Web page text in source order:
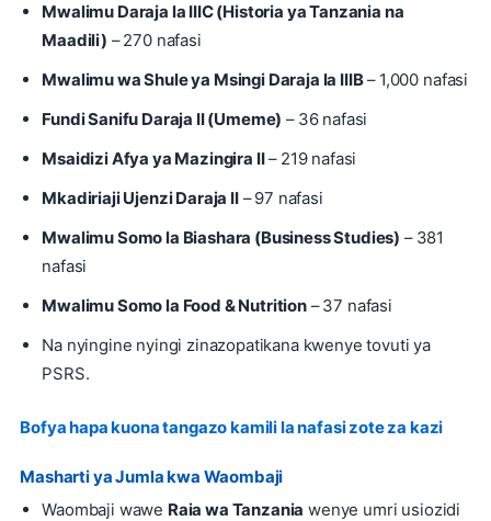
Mwalimu Daraja la IIIC (Historia ya Tanzania na
Maadili) – 270 nafasi
Mwalimu wa Shule ya Msingi Daraja la IIIB– 1,000 nafasi
Fundi Sanifu Daraja II (Umeme) – 36 nafasi
Msaidizi Afya ya Mazingira II– 219 nafasi
Mkadiriaji Ujenzi Daraja II– 97 nafasi
Mwalimu Somo la Biashara (Business Studies) – 381
nafasi
Mwalimu Somo la Food & Nutrition– 37 nafasi
Na nyingine nyingi zinazopatikana kwenye tovuti ya
PSRS.
Bofya hapa kuona tangazo kamili la nafasi zote za kazi
Masharti ya Jumla kwa Waombaji
Waombaji wawe Raia wa Tanzania wenye umri usiozidi